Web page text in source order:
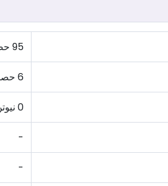
95 حصان
6 حصان
0 نيوتن متر
-
-